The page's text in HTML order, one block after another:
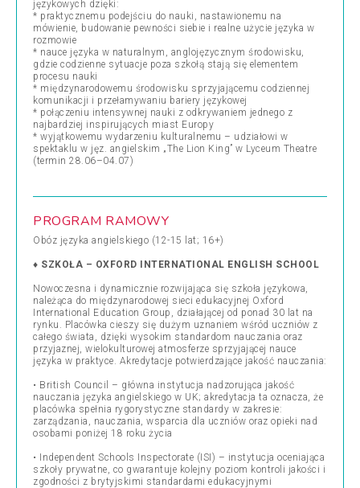
językowych dzięki:
* praktycznemu podejściu do nauki, nastawionemu na
mówienie, budowanie pewności siebie i realne użycie języka w
rozmowie
* nauce języka w naturalnym, anglojęzycznym środowisku,
gdzie codzienne sytuacje poza szkołą stają się elementem
procesu nauki
* międzynarodowemu środowisku sprzyjającemu codziennej
komunikacji i przełamywaniu bariery językowej
* połączeniu intensywnej nauki z odkrywaniem jednego z
najbardziej inspirujących miast Europy
* wyjątkowemu wydarzeniu kulturalnemu – udziałowi w
spektaklu w jęz. angielskim „The Lion King” w Lyceum Theatre
(termin 28.06–04.07)
PROGRAM RAMOWY
Obóz języka angielskiego (12-15 lat; 16+)
♦ SZKOŁA – OXFORD INTERNATIONAL ENGLISH SCHOOL
Nowoczesna i dynamicznie rozwijająca się szkoła językowa,
należąca do międzynarodowej sieci edukacyjnej Oxford
International Education Group, działającej od ponad 30 lat na
rynku. Placówka cieszy się dużym uznaniem wśród uczniów z
całego świata, dzięki wysokim standardom nauczania oraz
przyjaznej, wielokulturowej atmosferze sprzyjającej nauce
języka w praktyce. Akredytacje potwierdzające jakość nauczania:
• British Council – główna instytucja nadzorująca jakość
nauczania języka angielskiego w UK; akredytacja ta oznacza, że
placówka spełnia rygorystyczne standardy w zakresie:
zarządzania, nauczania, wsparcia dla uczniów oraz opieki nad
osobami poniżej 18 roku życia
• Independent Schools Inspectorate (ISI) – instytucja oceniająca
szkoły prywatne, co gwarantuje kolejny poziom kontroli jakości i
zgodności z brytyjskimi standardami edukacyjnymi